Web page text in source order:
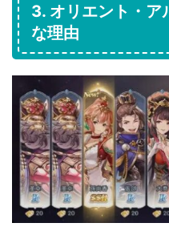
3. オリエント・ア
な理由